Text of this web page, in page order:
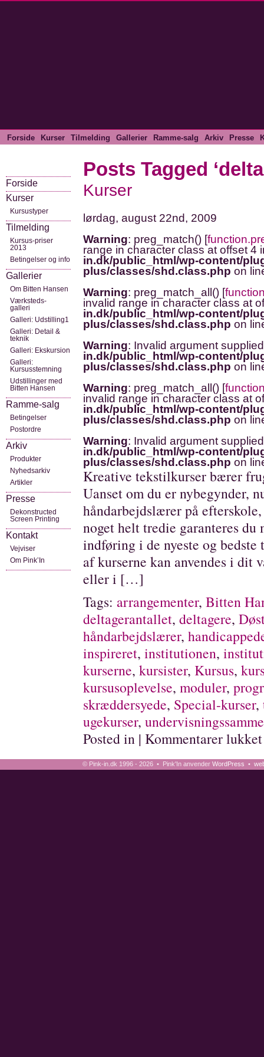
Forside Kurser Tilmelding Gallerier Ramme-salg Arkiv Presse
Posts Tagged
Kurser
lørdag, august 22nd, 2009
Warning: preg_match() [
range in character class at offset 4
in.dk/public_html/wp-content/
plus/classes/shd.class.php on
Warning: preg_match_all() [
invalid range in character class at
in.dk/public_html/wp-content/
plus/classes/shd.class.php on
Warning: Invalid argument
in.dk/public_html/wp-content/
plus/classes/shd.class.php on
Warning: preg_match_all() [
invalid range in character class at
in.dk/public_html/wp-content/
plus/classes/shd.class.php on
Warning: Invalid argument
in.dk/public_html/wp-content/
plus/classes/shd.class.php on
Kreative tekstilkurser bærer
Uanset om du er nybegynder,
håndarbejdslærer på
noget helt tredie garanteres
indføring i de nyeste og
af kurserne kan anvendes i dit
eller i […]
Tags: arrangementer, Bitten
deltagerantallet, deltagere,
håndarbejdslærer,
inspireret, institutionen,
kurserne, kursister, Kursus,
kursusoplevelse, moduler,
skræddersyede, Special-kurser,
ugekurser,
Posted in | Kommentarer lukket
Forside
Kurser
Kursustyper
Tilmelding
Kursus-priser
2013
Betingelser og info
Gallerier
Om Bitten Hansen
Værksteds-
galleri
Galleri: Udstilling1
Galleri: Detail &
teknik
Galleri: Ekskursion
Galleri:
Kursusstemning
Udstillinger med
Bitten Hansen
Ramme-salg
Betingelser
Postordre
Arkiv
Produkter
Nyhedsarkiv
Artikler
Presse
Dekonstructed
Screen Printing
Kontakt
Vejviser
Om Pink’In
© Pink-in.dk 1996 - 2026 • Pink'In anvender WordPress •